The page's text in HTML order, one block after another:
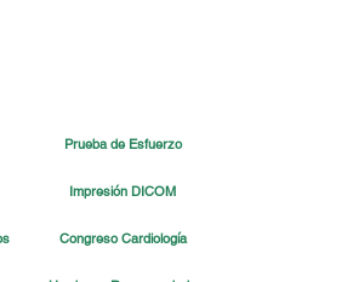
Prueba de Esfuerzo
Impresión DICOM
Congreso Cardiología